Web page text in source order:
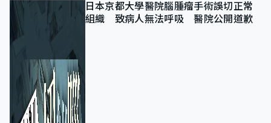
日本京都大學醫院腦腫瘤手術誤切正常
組織 致病人無法呼吸 醫院公開道歉